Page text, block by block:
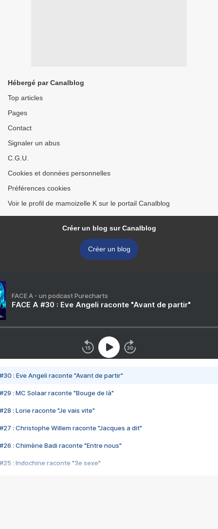
Hébergé par Canalblog
Top articles
Pages
Contact
Signaler un abus
C.G.U.
Cookies et données personnelles
Préférences cookies
Voir le profil de mamoizelle K sur le portail Canalblog
Créer un blog sur Canalblog
Créer un blog
FACE A - un podcast Purecharts
FACE A #30 : Eve Angeli raconte "Avant de partir"
#30 : Eve Angeli raconte "Avant de partir"
#29 : MC Solaar raconte "Bouge de là"
#28 : Lorie raconte "Je vais vite"
#27 : Christophe Willem raconte "Jacques a dit"
#26 : Chimène Badi raconte "Entre nous"
#25 : Indochine raconte "3e sexe"